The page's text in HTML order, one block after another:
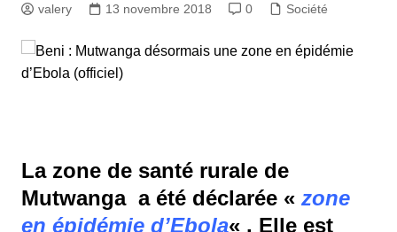
valery 13 novembre 2018 0 Société
La zone de santé rurale de
Mutwanga a été déclarée « zone
en épidémie d’Ebola« . Elle est